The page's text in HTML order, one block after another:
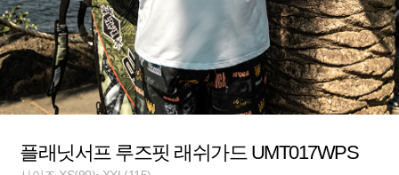
플래닛서프 루즈핏 래쉬가드 UMT017WPS